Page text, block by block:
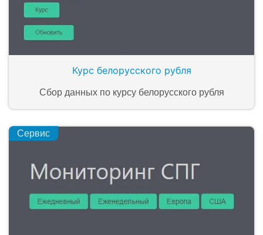
Курс белорусского рубля
Сбор данных по курсу белорусского рубля
Сервис